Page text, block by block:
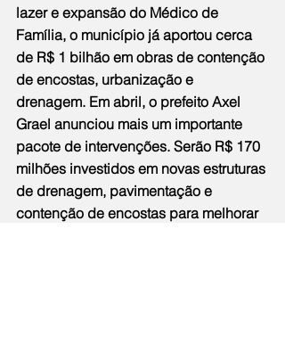
lazer e expansão do Médico de
Família, o município já aportou cerca
de R$ 1 bilhão em obras de contenção
de encostas, urbanização e
drenagem. Em abril, o prefeito Axel
Grael anunciou mais um importante
pacote de intervenções. Serão R$ 170
milhões investidos em novas estruturas
de drenagem, pavimentação e
contenção de encostas para melhorar